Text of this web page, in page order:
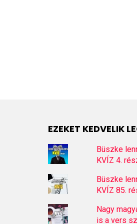
EZEKET KEDVELIK
Büszke
KVÍZ 4.
Büszke
KVÍZ 85.
Nagy
is a vers